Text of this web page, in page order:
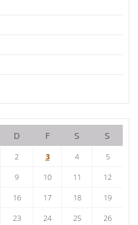
D F S S
2 3 4
5
9 10 11
12
16 17 18
19
23 24 25
26